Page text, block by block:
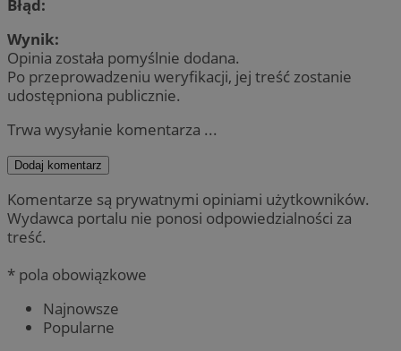
Błąd:
Wynik:
Opinia została pomyślnie dodana.
Po przeprowadzeniu weryfikacji, jej treść zostanie
udostępniona publicznie.
Trwa wysyłanie komentarza ...
Dodaj komentarz
Komentarze są prywatnymi opiniami użytkowników.
Wydawca portalu nie ponosi odpowiedzialności za
treść.
* pola obowiązkowe
Najnowsze
Popularne